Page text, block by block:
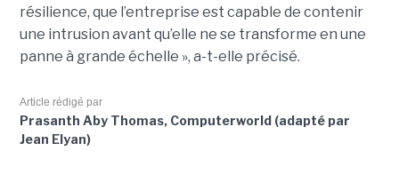
résilience, que l’entreprise est capable de contenir
une intrusion avant qu’elle ne se transforme en une
panne à grande échelle », a-t-elle précisé.
Article rédigé par
Prasanth Aby Thomas, Computerworld (adapté par
Jean Elyan)